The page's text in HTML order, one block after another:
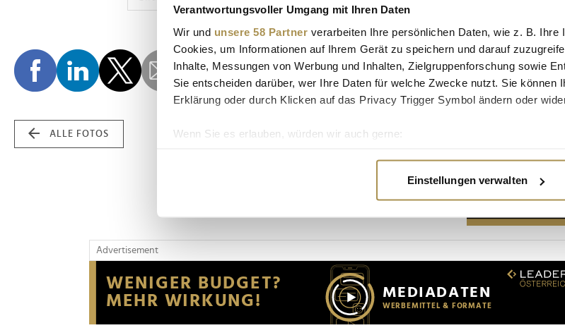
Verantwortungsvoller Umgang mit Ihren Daten
Wir und unsere 58 Partner verarbeiten Ihre persönlichen Daten, wie z. B.
Cookies, um Informationen auf Ihrem Gerät zu speichern und darauf
Inhalte, Messungen von Werbung und Inhalten, Zielgruppenforschung sowie
Sie entscheiden darüber, wer Ihre Daten für welche Zwecke nutzt. Sie können
Erklärung oder durch Klicken auf das Privacy Trigger Symbol ändern oder
Wenn Sie es erlauben, würden wir auch gerne:
Erfahren Sie mehr darüber, wie Ihre persönlichen Daten verarbeitet werden,
Wir verwenden Cookies, um Inhalte und Anzeigen zu personalisieren,
Website an unsere Partner für soziale Medien, Werbung und Analysen weiter.
möglicherweise mit weiteren Daten zusammen, die Sie ihnen bereitgestellt
der Dienste gesammelt haben.
Einstellungen verwalten
ALLE FOTOS
Advertisement
Advertisement